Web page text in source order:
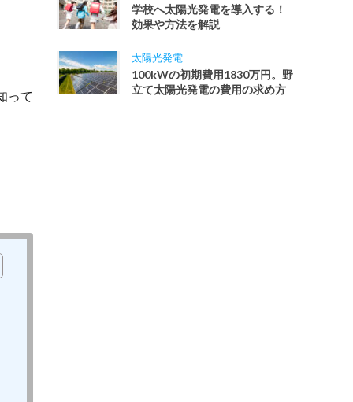
って
学校へ太陽光発電を導入する！
効果や方法を解説
太陽光発電
100kWの初期費用1830万円。野
立て太陽光発電の費用の求め方